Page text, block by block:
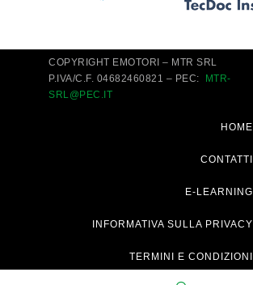
COPYRIGHT EMOTORI – MTR SRL
P.IVA/C.F. 04682460821 – PEC:
MTR-
SRL@PEC.IT
HOME
CONTATTI
E-LEARNING
INFORMATIVA SULLA PRIVACY
TERMINI E CONDIZIONI